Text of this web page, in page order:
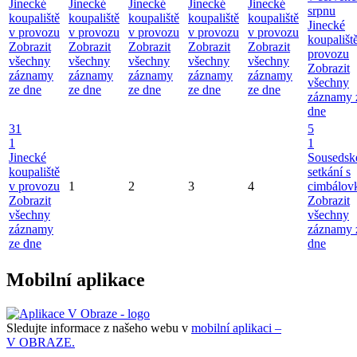
Jinecké
koupaliště
v provozu
Zobrazit
všechny
záznamy
ze dne
Jinecké
koupaliště
v provozu
Zobrazit
všechny
záznamy
ze dne
Jinecké
koupaliště
v provozu
Zobrazit
všechny
záznamy
ze dne
Jinecké
koupaliště
v provozu
Zobrazit
všechny
záznamy
ze dne
Jinecké
koupaliště
v provozu
Zobrazit
všechny
záznamy
ze dne
srpnu
Jinecké
provozu
Zobrazit
všechny
záznamy
dne
31
1
Jinecké
koupaliště
v provozu
Zobrazit
všechny
záznamy
ze dne
1 2 3 4
5
1
setkání s
Zobrazit
všechny
záznamy
dne
Mobilní aplikace
Sledujte informace z našeho webu v mobilní aplikaci –
V OBRAZE.